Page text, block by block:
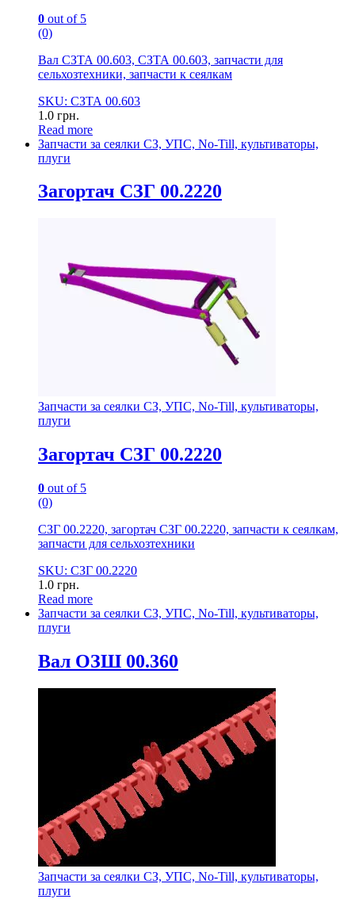
0 out of 5
(0)
Вал СЗТА 00.603, СЗТА 00.603, запчасти для
сельхозтехники, запчасти к сеялкам
SKU: СЗТА 00.603
1.0 грн.
Read more
Запчасти за сеялки СЗ, УПС, No-Till, культиваторы,
плуги
Загортач СЗГ 00.2220
Запчасти за сеялки СЗ, УПС, No-Till, культиваторы,
плуги
Загортач СЗГ 00.2220
0 out of 5
(0)
СЗГ 00.2220, загортач СЗГ 00.2220, запчасти к сеялкам,
запчасти для сельхозтехники
SKU: СЗГ 00.2220
1.0 грн.
Read more
Запчасти за сеялки СЗ, УПС, No-Till, культиваторы,
плуги
Вал ОЗШ 00.360
Запчасти за сеялки СЗ, УПС, No-Till, культиваторы,
плуги